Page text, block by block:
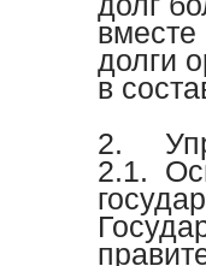
долги
в
2.
2.1.